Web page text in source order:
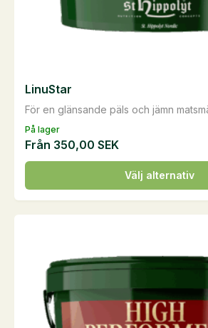
På lager
För en glänsande päls och jämn
LinuStar
Från 350,00 SEK
Välj alternativ
Den
här
produkten
varianter.
olika
alternativen